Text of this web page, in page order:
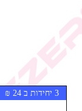
3 יחידות ב 24 ₪